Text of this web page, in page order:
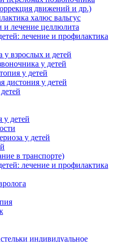
движений и др.)
халюс вальгус
лечение целлюлита
лечение и профилактика
у взрослых и детей
у детей
у детей
дистония у детей
у детей
у детей
в транспорте)
лечение и профилактика
индивидуальное